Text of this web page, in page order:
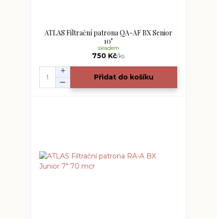
ATLAS Filtrační patrona QA-AF BX Senior
10"
750 Kč/ks
skladem
Přidat do košíku